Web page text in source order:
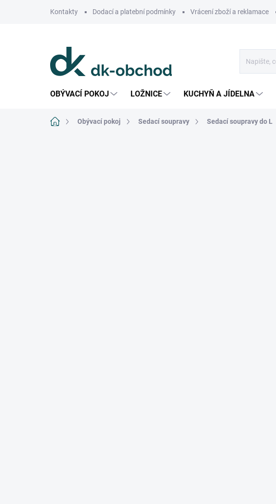
Kontakty Dodací a platební podmínky Vrácení zboží a reklamace
OBÝVACÍ POKOJ LOŽNICE KUCHYŇ A JÍDELNA
Domů Obývací pokoj Sedací soupravy Sedací soupravy do L